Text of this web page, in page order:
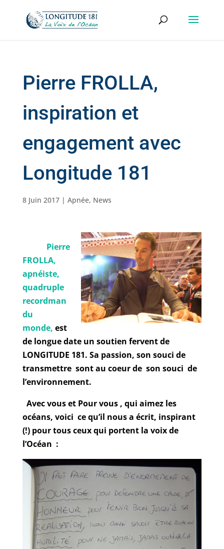
Pierre FROLLA,
inspiration et
engagement avec
Longitude 181
8 Juin 2017| Apnée, News
Pierre
FROLLA,
apnéiste,
quadruple
recordman
du
monde, est
de longue date un soutien fervent de
LONGITUDE 181. Sa passion, son souci de
transmettre sont au coeur de son souci de
l’environnement.
Avec vous et Pour vous , qui aimez les
océans, voici ce qu’il nous a écrit, inspirant
(!) pour tous ceux qui portent la voix de
l’Océan :